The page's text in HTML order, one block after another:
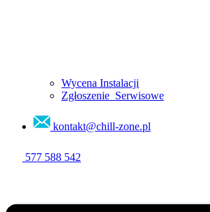
Wycena Instalacji
Zgłoszenie Serwisowe
kontakt@chill-zone.pl
577 588 542